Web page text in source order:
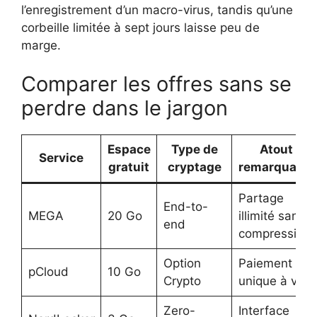
l’enregistrement d’un macro-virus, tandis qu’une
corbeille limitée à sept jours laisse peu de
marge.
Comparer les offres sans se
perdre dans le jargon
Service
Espace
gratuit
Type de
cryptage
Atout
remarquable
MEGA 20 Go
End-to-
end
Partage
illimité sans
compression
pCloud 10 Go
Option
Crypto
Paiement
unique à vie
Zero- Interface